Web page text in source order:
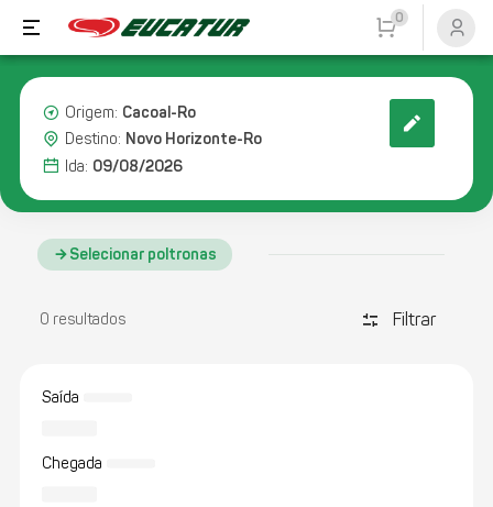
0
Origem: Cacoal-Ro
Destino: Novo Horizonte-Ro
Ida: 09/08/2026
Selecionar poltronas
0 resultados discover_tune Filtrar
Saída
Chegada